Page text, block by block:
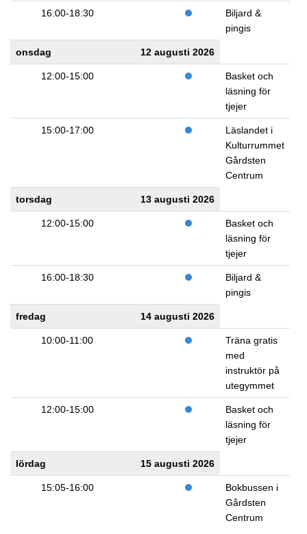
16:00-18:30
Biljard &
pingis
onsdag 12 augusti 2026
12:00-15:00
Basket och
läsning för
tjejer
15:00-17:00
Läslandet i
Kulturrummet
Gårdsten
Centrum
torsdag 13 augusti 2026
12:00-15:00
Basket och
läsning för
tjejer
16:00-18:30
Biljard &
pingis
fredag 14 augusti 2026
10:00-11:00
Träna gratis
med
instruktör på
utegymmet
12:00-15:00
Basket och
läsning för
tjejer
lördag 15 augusti 2026
15:05-16:00
Bokbussen i
Gårdsten
Centrum